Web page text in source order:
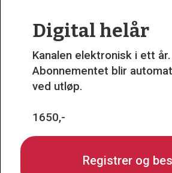
Digital helår
Kanalen elektronisk i ett år.
Abonnementet blir
ved utløp.
1650,-
Registrer og